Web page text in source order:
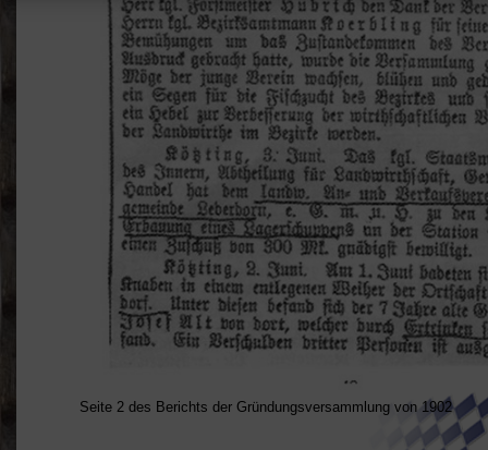
Seite 2 des Berichts der Gründungsversammlung von 1902